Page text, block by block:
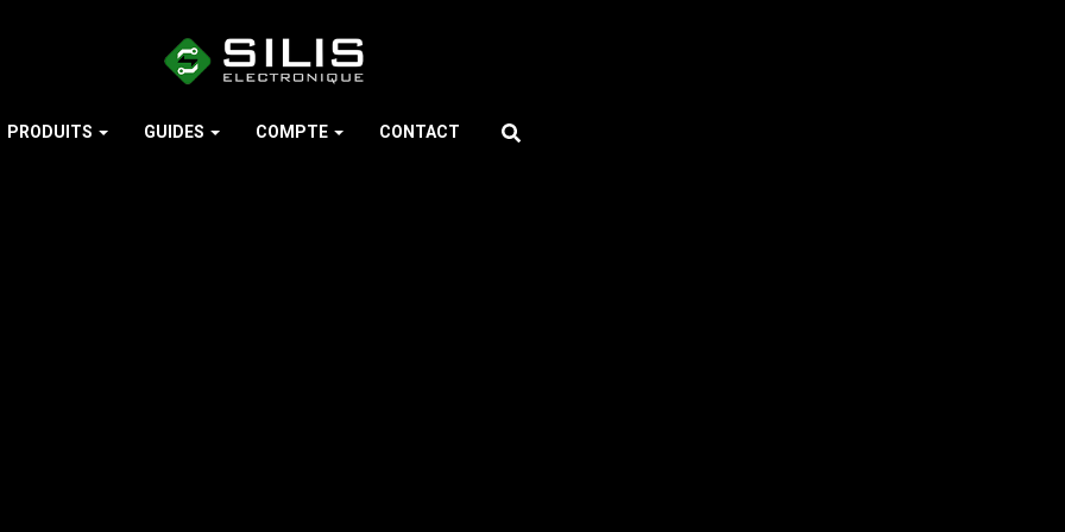
PRODUITS GUIDES COMPTE CONTACT